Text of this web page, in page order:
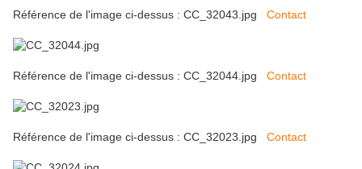
Référence de l'image ci-dessus : CC_32043.jpg Contact
Référence de l'image ci-dessus : CC_32044.jpg Contact
Référence de l'image ci-dessus : CC_32023.jpg Contact